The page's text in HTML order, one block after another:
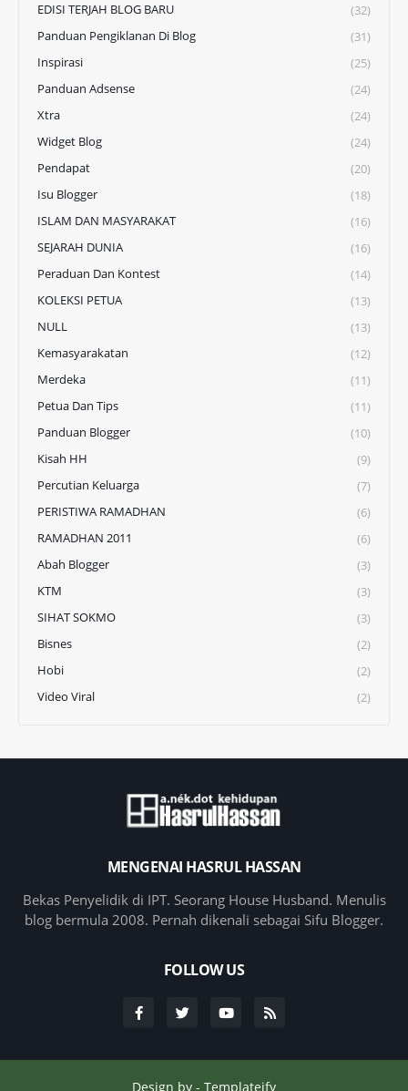
EDISI TERJAH BLOG BARU
(32)
Panduan Pengiklanan Di Blog
(31)
Inspirasi
(25)
Panduan Adsense
(24)
Xtra
(24)
Widget Blog
(24)
Pendapat
(20)
Isu Blogger
(18)
ISLAM DAN MASYARAKAT
(16)
SEJARAH DUNIA
(16)
Peraduan Dan Kontest
(14)
KOLEKSI PETUA
(13)
NULL
(13)
Kemasyarakatan
(12)
Merdeka
(11)
Petua Dan Tips
(11)
Panduan Blogger
(10)
Kisah HH
(9)
Percutian Keluarga
(7)
PERISTIWA RAMADHAN
(6)
RAMADHAN 2011
(6)
Abah Blogger
(3)
KTM
(3)
SIHAT SOKMO
(3)
Bisnes
(2)
Hobi
(2)
Video Viral
(2)
MENGENAI HASRUL HASSAN
Bekas Penyelidik di IPT. Seorang House Husband. Menulis
blog bermula 2008. Pernah dikenali sebagai Sifu Blogger.
FOLLOW US
Design by - Templateify